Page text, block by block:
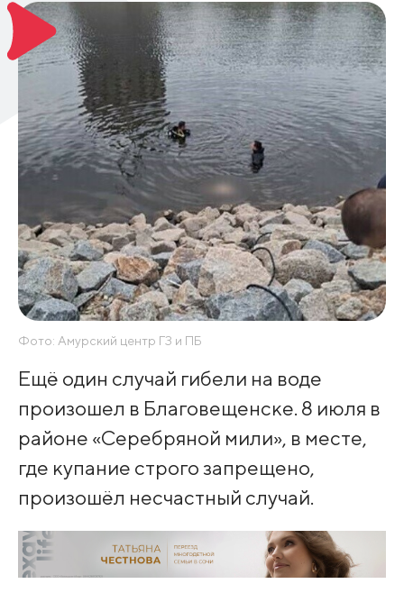
Фото: Амурский центр ГЗ и ПБ
Ещё один случай гибели на воде
произошел в Благовещенске. 8 июля в
районе «Серебряной мили», в месте,
где купание строго запрещено,
произошёл несчастный случай.